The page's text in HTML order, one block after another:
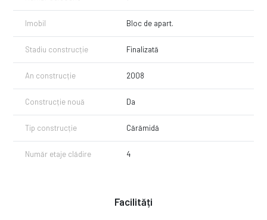
Imobil Bloc de apart.
Stadiu construcție Finalizată
An construcție 2008
Construcție nouă Da
Tip construcție Cărămidă
Număr etaje clădire 4
Facilități